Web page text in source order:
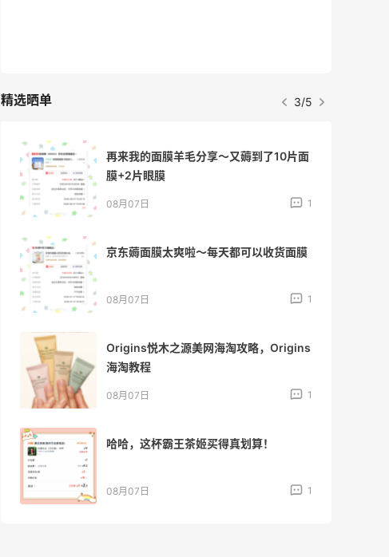
精选晒单 3/5
再来我的面膜羊毛分享～又薅到了10片面
膜+2片眼膜
08月07日 1
京东薅面膜太爽啦～每天都可以收货面膜
08月07日 1
Origins悦木之源美网海淘攻略，Origins
海淘教程
08月07日 1
哈哈，这杯霸王茶姬买得真划算！
08月07日 1